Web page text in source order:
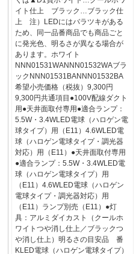
イト仕上 ブラック…ブラック仕
上 注）LEDにはバラツキがある
ため、同一品番商品でも商品ごと
に発光色、明るさが異なる場合が
あります。ホワイト
NNN01531WANNN01532WAブラ
ックNNN01531BANNN01532BA
希望小売価格（税抜）9,300円
9,300円共通項目●100V配線ダクト
用●天井面取付専用●適合ランプ：
5.5W・3.4WLED電球（ハロゲン電
球タイプ）用（E11）4.6WLED電
球（ハロゲン電球タイプ・調光器
対応）用（E11）●天井面取付専用
●適合ランプ：5.5W・3.4WLED電
球（ハロゲン電球タイプ）用
（E11）4.6WLED電球（ハロゲン
電球タイプ・調光器対応）用
（E11）ランプ別売（E11）●灯
具：アルミダイカスト（クールホ
ワイトつや消し仕上／ブラックつ
や消し仕上）明るさの目安品 番
KLED電球（ハロゲン電球タイプ）